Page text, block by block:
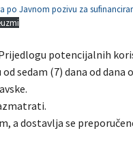
po Javnom pozivu za
potencijalnih
sedam (7) dana od dana
a dostavlja se